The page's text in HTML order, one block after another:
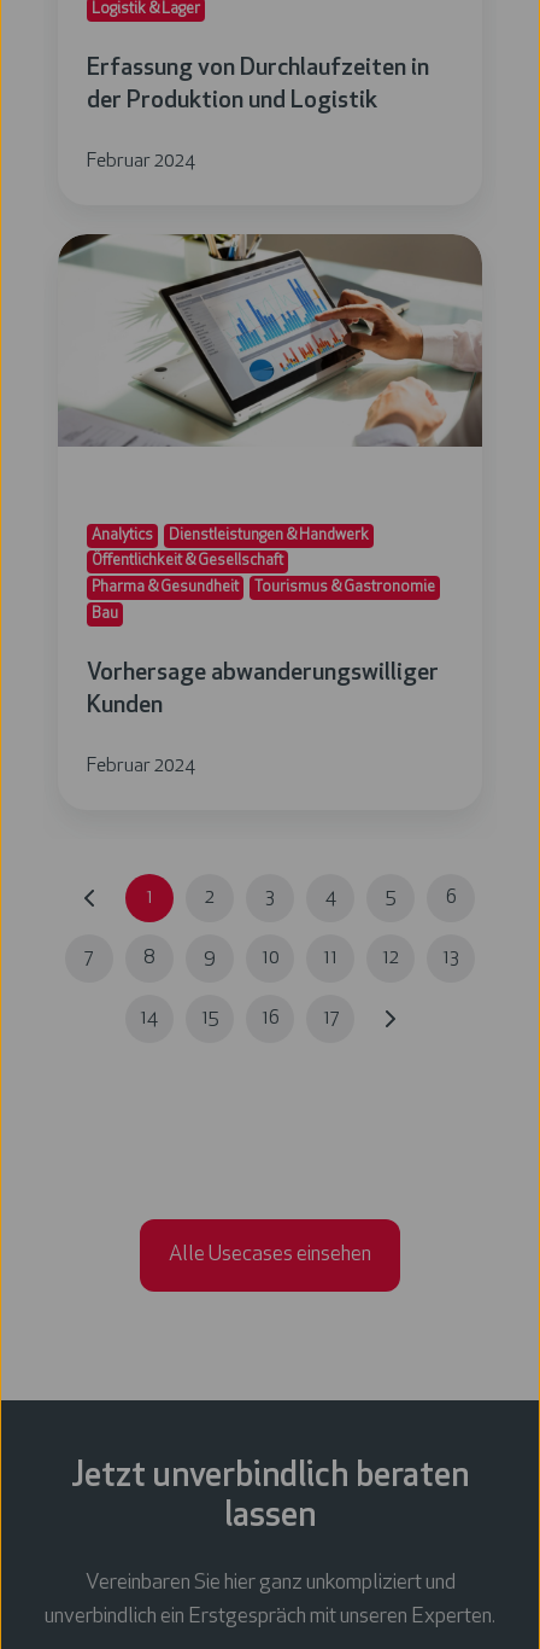
Logistik & Lager
Erfassung von Durchlaufzeiten in
der Produktion und Logistik
Februar 2024
Vorhersage
abwanderungswilliger
Analytics
Dienstleistungen & Handwerk
Öffentlichkeit & Gesellschaft
Pharma & Gesundheit
Tourismus & Gastronomie
Bau
Vorhersage abwanderungswilliger
Kunden
Februar 2024
1 2 3 4 5 6
7 8 9 10 11 12 13
14 15 16 17
Alle Usecases einsehen
Jetzt unverbindlich beraten
lassen
Vereinbaren Sie hier ganz unkompliziert und
unverbindlich ein Erstgespräch mit unseren Experten.